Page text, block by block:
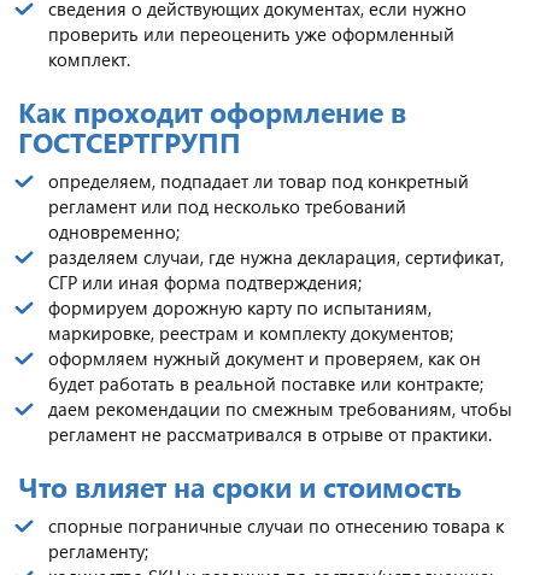
сведения о действующих документах, если нужно
проверить или переоценить уже оформленный
комплект.
Как проходит оформление в
ГОСТСЕРТГРУПП
определяем, подпадает ли товар под конкретный
регламент или под несколько требований
одновременно;
разделяем случаи, где нужна декларация, сертификат,
СГР или иная форма подтверждения;
формируем дорожную карту по испытаниям,
маркировке, реестрам и комплекту документов;
оформляем нужный документ и проверяем, как он
будет работать в реальной поставке или контракте;
даем рекомендации по смежным требованиям, чтобы
регламент не рассматривался в отрыве от практики.
Что влияет на сроки и стоимость
спорные пограничные случаи по отнесению товара к
регламенту;